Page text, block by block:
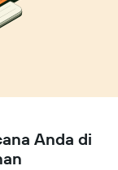
Anda di